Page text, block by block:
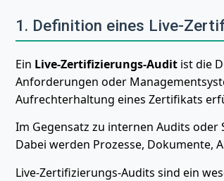
1. Definition eines Live-
Ein Live-Zertifizierungs-Audit ist die
Anforderungen oder
Aufrechterhaltung eines Zertifikats
Im Gegensatz zu internen Audits
Dabei werden Prozesse,
Live-Zertifizierungs-Audits sind ein